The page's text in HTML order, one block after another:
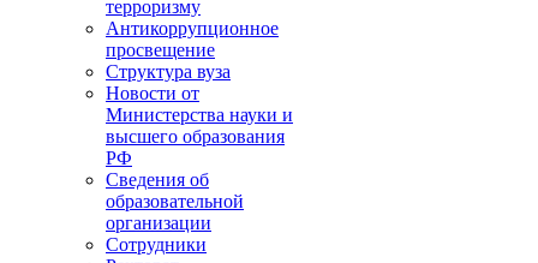
терроризму
Антикоррупционное
просвещение
Структура вуза
Новости от
Министерства науки и
высшего образования
РФ
Сведения об
образовательной
организации
Сотрудники